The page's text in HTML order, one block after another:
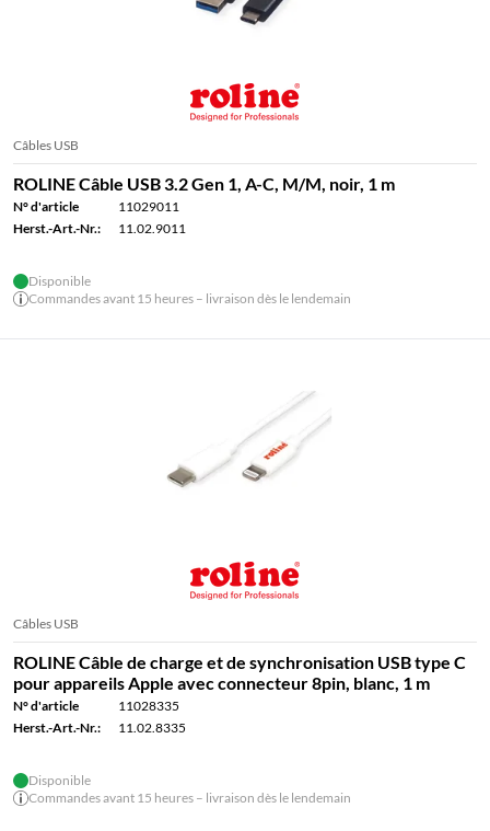
Câbles USB
ROLINE Câble USB 3.2 Gen 1, A-C, M/M, noir, 1 m
N° d'article
11029011
Herst.-Art.-Nr.:
11.02.9011
Disponible
Commandes avant 15 heures – livraison dès le lendemain
Câbles USB
ROLINE Câble de charge et de synchronisation USB type C
pour appareils Apple avec connecteur 8pin, blanc, 1 m
N° d'article
11028335
Herst.-Art.-Nr.:
11.02.8335
Disponible
Commandes avant 15 heures – livraison dès le lendemain